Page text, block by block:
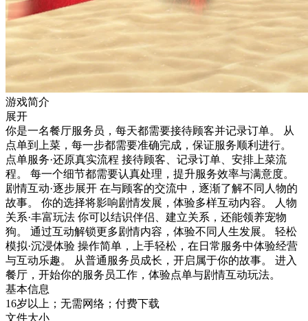
游戏简介
展开
你是一名餐厅服务员，每天都需要接待顾客并记录订单。 从
点单到上菜，每一步都需要准确完成，保证服务顺利进行。
点单服务·还原真实流程 接待顾客、记录订单、安排上菜流
程。 每一个细节都需要认真处理，提升服务效率与满意度。
剧情互动·逐步展开 在与顾客的交流中，逐渐了解不同人物的
故事。 你的选择将影响剧情发展，体验多样互动内容。 人物
关系·丰富玩法 你可以结识伴侣、建立关系，还能领养宠物
狗。 通过互动解锁更多剧情内容，体验不同人生发展。 轻松
模拟·沉浸体验 操作简单，上手轻松，在日常服务中体验经营
与互动乐趣。 从普通服务员成长，开启属于你的故事。 进入
餐厅，开始你的服务员工作，体验点单与剧情互动玩法。
基本信息
16岁以上；无需网络；付费下载
文件大小